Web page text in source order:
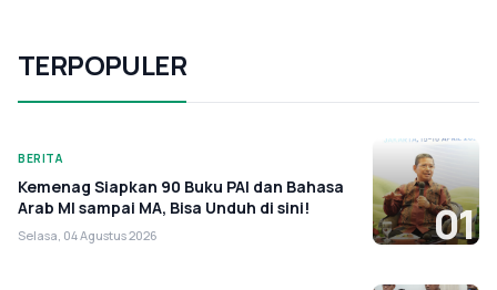
TERPOPULER
BERITA
Kemenag Siapkan 90 Buku PAI dan Bahasa
Arab MI sampai MA, Bisa Unduh di sini!
Selasa, 04 Agustus 2026 01